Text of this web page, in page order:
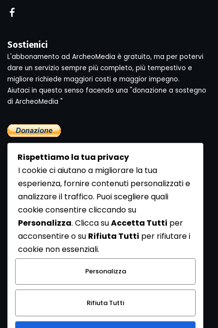
Sostienici
L'abbonamento ad ArcheoMedia è gratuito, ma per potervi
dare un servizio sempre più completo, più tempestivo e
migliore richiede maggiori costi e maggior impegno.
Aiutaci in questo senso facendo una "donazione a sostegno
di ArcheoMedia "
Newsletter
Se vuoi ricevere la Rivista gratuita di archeologia realizzata
dalla Redazione di ArcheoMedia iscriviti alla nostra
Newsletter [Clicca Qui]
Con l'invio del messaggio l'utente dichiara di aver letto
l’informativa sulla privacy e di acconsentire al trattamento
dei propri dati personali.
Rispettiamo la tua privacy
I cookie ci aiutano a migliorare la tua
esperienza, fornire contenuti personalizzati e
analizzare il traffico. Puoi scegliere quali
cookie consentire cliccando su
Personalizza. Clicca suAccetta Tutti per
acconsentire o su Rifiuta Tutti per rifiutare i
cookie non essenziali.
Personalizza
Rifiuta Tutti